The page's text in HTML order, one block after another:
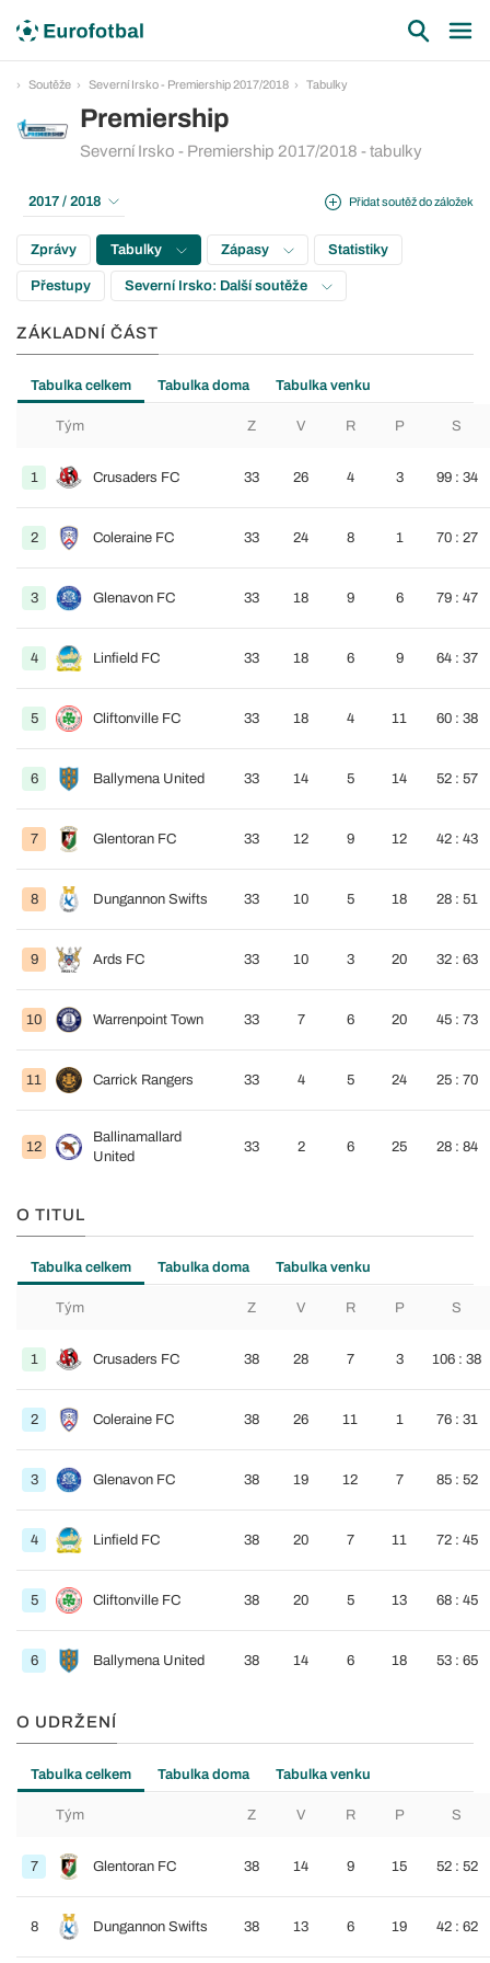
Soutěže Severní Irsko - Premiership 2017/2018 Tabulky
Premiership
Severní Irsko - Premiership 2017/2018 - tabulky
Přidat soutěž do záložek
2017 / 2018
Zprávy Tabulky Zápasy Statistiky
Přestupy Severní Irsko: Další soutěže
ZÁKLADNÍ ČÁST
Tabulka celkem Tabulka doma Tabulka venku
Tým Z V R P S
1 Crusaders FC 33 26 4 3 99 : 34
2 Coleraine FC 33 24 8 1 70 : 27
3 Glenavon FC 33 18 9 6 79 : 47
4 Linfield FC 33 18 6 9 64 : 37
5 Cliftonville FC 33 18 4 11 60 : 38
6 Ballymena United 33 14 5 14 52 : 57
7 Glentoran FC 33 12 9 12 42 : 43
8 Dungannon Swifts 33 10 5 18 28 : 51
9 Ards FC 33 10 3 20 32 : 63
10 Warrenpoint Town 33 7 6 20 45 : 73
11 Carrick Rangers 33 4 5 24 25 : 70
12
Ballinamallard
United
33 2 6 25 28 : 84
O TITUL
Tabulka celkem Tabulka doma Tabulka venku
Tým Z V R P S
1 Crusaders FC 38 28 7 3 106 : 38
2 Coleraine FC 38 26 11 1 76 : 31
3 Glenavon FC 38 19 12 7 85 : 52
4 Linfield FC 38 20 7 11 72 : 45
5 Cliftonville FC 38 20 5 13 68 : 45
6 Ballymena United 38 14 6 18 53 : 65
O UDRŽENÍ
Tabulka celkem Tabulka doma Tabulka venku
Tým Z V R P S
7 Glentoran FC 38 14 9 15 52 : 52
8 Dungannon Swifts 38 13 6 19 42 : 62